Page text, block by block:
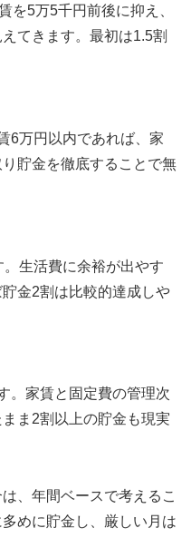
を5万5千円前後に抑え、
てきます。最初は1.5割
6万円以内であれば、家
貯金を徹底することで無
生活費に余裕が出やす
金2割は比較的達成しや
。家賃と固定費の管理次
ま2割以上の貯金も現実
、年間ベースで考えるこ
めに貯金し、厳しい月は